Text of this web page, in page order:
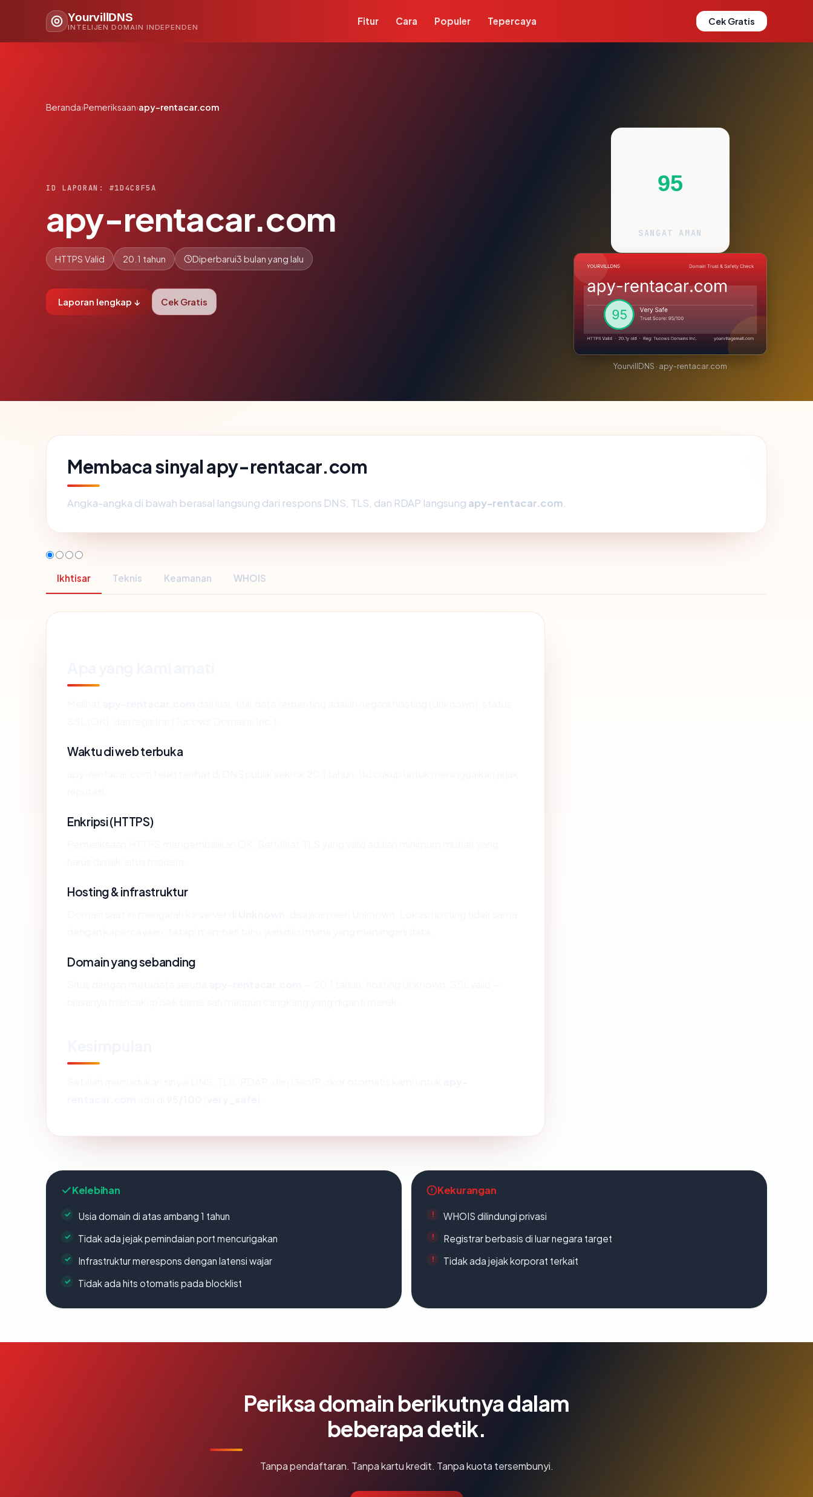
YourvillDNS
INTELIJEN DOMAIN INDEPENDEN
Fitur Cara Populer Tepercaya Cek Gratis
Beranda›Pemeriksaan›apy-rentacar.com
ID LAPORAN: #1D4C8F5A
apy-rentacar.com
HTTPS Valid 20.1 tahun Diperbarui3 bulan yang lalu
Laporan lengkap ↓ Cek Gratis
95
SANGAT AMAN
YourvillDNS · apy-rentacar.com
Membaca sinyal apy-rentacar.com
Angka-angka di bawah berasal langsung dari respons DNS, TLS, dan RDAP langsung apy-rentacar.com
Ikhtisar Teknis Keamanan WHOIS
Waktu di web terbuka
Enkripsi (HTTPS)
Hosting & infrastruktur
Domain yang sebanding
Kelebihan
Usia domain di atas ambang 1 tahun
Tidak ada jejak pemindaian port mencurigakan
Infrastruktur merespons dengan latensi wajar
Tidak ada hits otomatis pada blocklist
Kekurangan
WHOIS dilindungi privasi
Registrar berbasis di luar negara target
Tidak ada jejak korporat terkait
Periksa domain berikutnya dalam
beberapa detik.
Tanpa pendaftaran. Tanpa kartu kredit. Tanpa kuota tersembunyi.